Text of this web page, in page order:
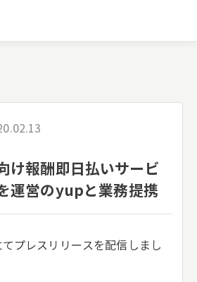
け報酬即日払いサービ
運営のyupと業務提携
プレスリリースを配信しまし